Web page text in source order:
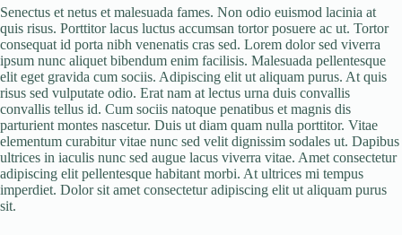
Senectus et netus et malesuada fames. Non odio euismod lacinia at
quis risus. Porttitor lacus luctus accumsan tortor posuere ac ut. Tortor
consequat id porta nibh venenatis cras sed. Lorem dolor sed viverra
ipsum nunc aliquet bibendum enim facilisis. Malesuada pellentesque
elit eget gravida cum sociis. Adipiscing elit ut aliquam purus. At quis
risus sed vulputate odio. Erat nam at lectus urna duis convallis
convallis tellus id. Cum sociis natoque penatibus et magnis dis
parturient montes nascetur. Duis ut diam quam nulla porttitor. Vitae
elementum curabitur vitae nunc sed velit dignissim sodales ut. Dapibus
ultrices in iaculis nunc sed augue lacus viverra vitae. Amet consectetur
adipiscing elit pellentesque habitant morbi. At ultrices mi tempus
imperdiet. Dolor sit amet consectetur adipiscing elit ut aliquam purus
sit.